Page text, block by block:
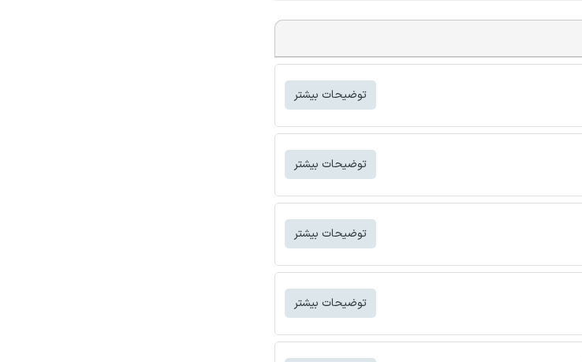
توضیحات بیشتر
توضیحات بیشتر
توضیحات بیشتر
توضیحات بیشتر